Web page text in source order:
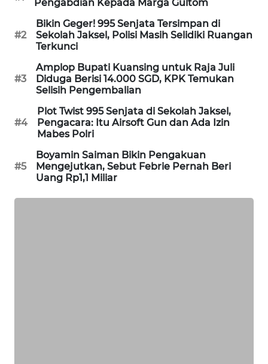
Pengabdian Kepada Marga Gultom
#2
Bikin Geger! 995 Senjata Tersimpan di
Sekolah Jaksel, Polisi Masih Selidiki Ruangan
Terkunci
#3
Amplop Bupati Kuansing untuk Raja Juli
Diduga Berisi 14.000 SGD, KPK Temukan
Selisih Pengembalian
#4
Plot Twist 995 Senjata di Sekolah Jaksel,
Pengacara: Itu Airsoft Gun dan Ada Izin
Mabes Polri
#5
Boyamin Saiman Bikin Pengakuan
Mengejutkan, Sebut Febrie Pernah Beri
Uang Rp1,1 Miliar
LAPAK
WAHANA
Network
KONSUMEN
LISTRIK
MASYARAKAT
KELISTRIKAN